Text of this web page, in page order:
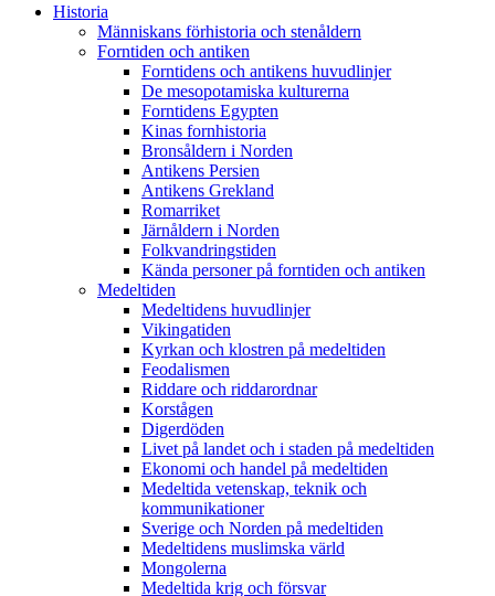
Historia
Människans förhistoria och stenåldern
Forntiden och antiken
Forntidens och antikens huvudlinjer
De mesopotamiska kulturerna
Forntidens Egypten
Kinas fornhistoria
Bronsåldern i Norden
Antikens Persien
Antikens Grekland
Romarriket
Järnåldern i Norden
Folkvandringstiden
Kända personer på forntiden och antiken
Medeltiden
Medeltidens huvudlinjer
Vikingatiden
Kyrkan och klostren på medeltiden
Feodalismen
Riddare och riddarordnar
Korstågen
Digerdöden
Livet på landet och i staden på medeltiden
Ekonomi och handel på medeltiden
Medeltida vetenskap, teknik och
kommunikationer
Sverige och Norden på medeltiden
Medeltidens muslimska värld
Mongolerna
Medeltida krig och försvar